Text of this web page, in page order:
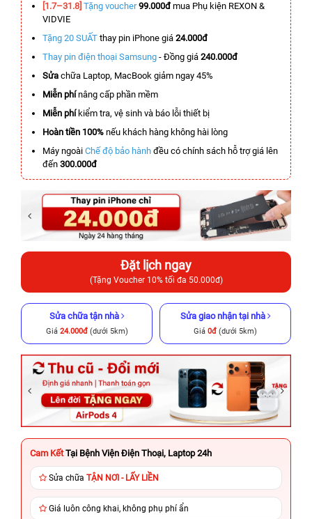
[1.7–31.8] Tặng voucher 99.000đmua Phụ kiện REXON &
VIDVIE
Tặng 20 SUẤT thay pin iPhone giá 24.000đ
Thay pin điện thoại Samsung - Đồng giá 240.000đ
Sửa chữa Laptop, MacBook giảm ngay 45%
Miễn phínâng cấp phần mềm
Miễn phíkiểm tra, vệ sinh và báo lỗi thiết bị
Hoàn tiền 100% nếu khách hàng không hài lòng
Máy ngoài Chế độ bảo hành đều có chính sách hỗ trợ giá lên
đến 300.000đ
Đặt lịch ngay
(Tặng Voucher 10% tối đa 50.000đ)
Sửa chữa tận nhà
Giá 24.000đ(dưới 5km)
Sửa giao nhận tại nhà
Giá 0đ (dưới 5km)
Cam Kết Tại Bệnh Viện Điện Thoại, Laptop 24h
Sửa chữa TẬN NƠI - LẤY LIỀN
Giá luôn công khai, không phụ phí ẩn